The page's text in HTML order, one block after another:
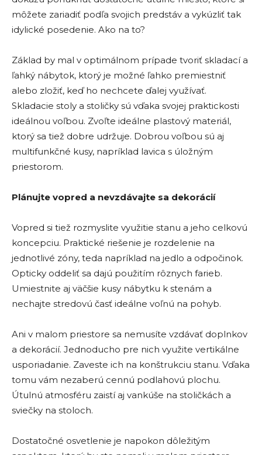
môžete zariadiť podľa svojich predstáv a vykúzliť tak
idylické posedenie. Ako na to?
Základ by mal v optimálnom prípade tvoriť skladací a
ľahký nábytok, ktorý je možné ľahko premiestniť
alebo zložiť, keď ho nechcete ďalej využívať.
Skladacie stoly a stoličky sú vďaka svojej praktickosti
ideálnou voľbou. Zvoľte ideálne plastový materiál,
ktorý sa tiež dobre udržuje. Dobrou voľbou sú aj
multifunkčné kusy, napríklad lavica s úložným
priestorom.
Plánujte vopred a nevzdávajte sa dekorácií
Vopred si tiež rozmyslite využitie stanu a jeho celkovú
koncepciu. Praktické riešenie je rozdelenie na
jednotlivé zóny, teda napríklad na jedlo a odpočinok.
Opticky oddeliť sa dajú použitím rôznych farieb.
Umiestnite aj väčšie kusy nábytku k stenám a
nechajte stredovú časť ideálne voľnú na pohyb.
Ani v malom priestore sa nemusíte vzdávať doplnkov
a dekorácií. Jednoducho pre nich využite vertikálne
usporiadanie. Zaveste ich na konštrukciu stanu. Vďaka
tomu vám nezaberú cennú podlahovú plochu.
Útulnú atmosféru zaistí aj vankúše na stoličkách a
sviečky na stoloch.
Dostatočné osvetlenie je napokon dôležitým